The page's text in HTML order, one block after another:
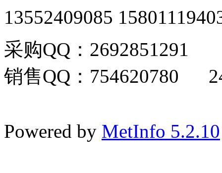
13552409085
采购QQ：2692851291
销售QQ：754620780
Powered by MetInfo 5.2.10